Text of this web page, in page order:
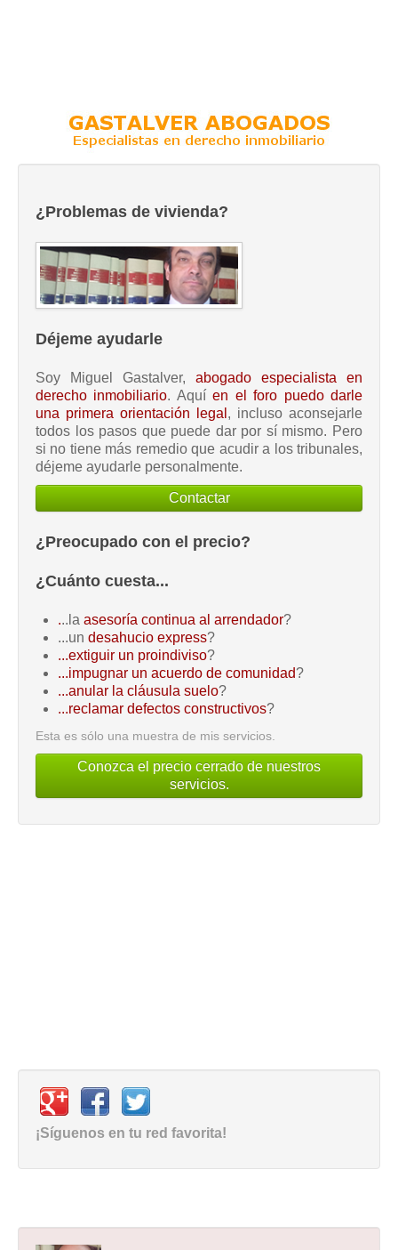
¿Problemas de vivienda?
Déjeme ayudarle
Soy Miguel Gastalver, abogado especialista en
derecho inmobiliario. Aquíen el foro puedo darle
una primera orientación legal , incluso aconsejarle
todos los pasos que puede dar por sí mismo. Pero
si no tiene más remedio que acudir a los tribunales,
déjeme ayudarle personalmente.
Contactar
¿Preocupado con el precio?
¿Cuánto cuesta...
...la asesoría continua al arrendador?
...un desahucio express?
...extiguir un proindiviso?
...impugnar un acuerdo de comunidad?
...anular la cláusula suelo?
...reclamar defectos constructivos?
Esta es sólo una muestra de mis servicios.
Conozca el precio cerrado de nuestros
servicios.
¡Síguenos en tu red favorita!